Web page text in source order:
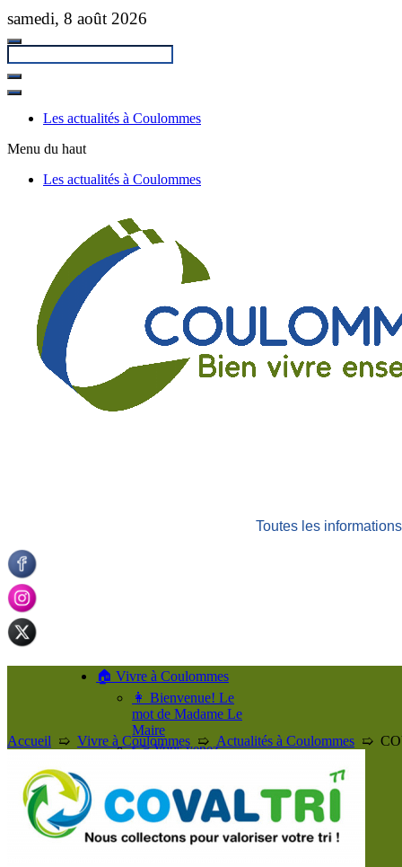
Passer
contenu
principal
samedi, 8 août 2026
Fermer
rechercheLes actualités à Coulommes
Menu du haut
Les actualités à Coulommes
Toutes les
🏠 Vivre à Coulommes
👩 Bienvenue! Le
mot de Madame Le
Maire
👉 Vous venez
Coulommes!
🔉 Présentation de
Coulommes
📸 Coulommes vu
Accueil ➯ Vivre à Coulommes ➯ Actualités à Coulommes ➯